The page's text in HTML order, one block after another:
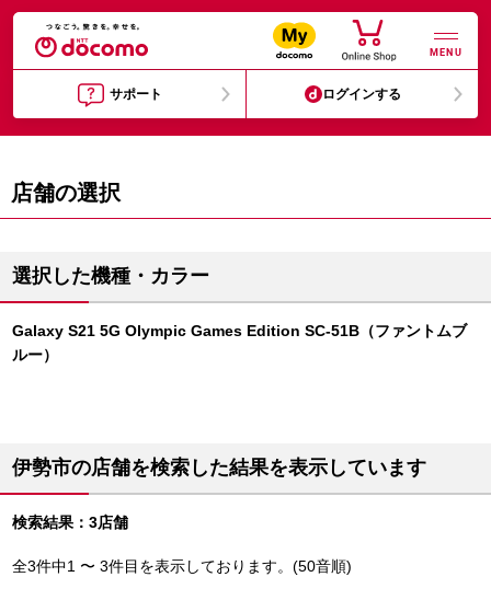
MENU
サポート ログインする
店舗の選択
選択した機種・カラー
Galaxy S21 5G Olympic Games Edition SC-51B（ファントムブ
ルー）
伊勢市の店舗を検索した結果を表示しています
検索結果：3店舗
全3件中1 〜 3件目を表示しております。(50音順)